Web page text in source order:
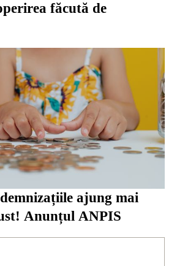
făcută de
ajung mai
Anunțul ANPIS